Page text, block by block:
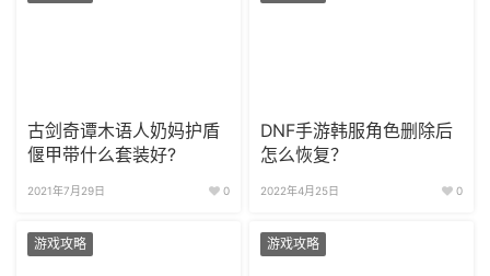
古剑奇谭木语人奶妈护盾
偃甲带什么套装好?
2021年7月29日 0
DNF手游韩服角色删除后
怎么恢复？
2022年4月25日 0
游戏攻略 游戏攻略